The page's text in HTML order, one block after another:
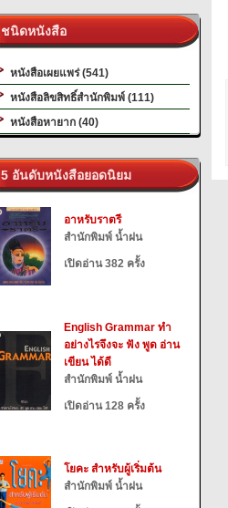
ชนิดหนังสือ
หนังสือเผยแพร่ (541)
หนังสือลิขสิทธิ์สำนักพิมพ์ (111)
หนังสือหายาก (40)
5 อันดับหนังสือยอดนิยม
อาหรับราตรี
สำนักพิมพ์ น้ำฝน
เปิดอ่าน 382 ครั้ง
English Grammar ทำ
อย่างไรจึงจะ ฟัง พูด อ่าน
เขียน ได้ดี
สำนักพิมพ์ น้ำฝน
เปิดอ่าน 128 ครั้ง
โยคะ สำหรับผู้เริ่มต้น
สำนักพิมพ์ น้ำฝน